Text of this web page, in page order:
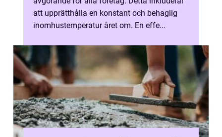
att upprätthålla en konstant och behaglig
inomhustemperatur året om. En effe...